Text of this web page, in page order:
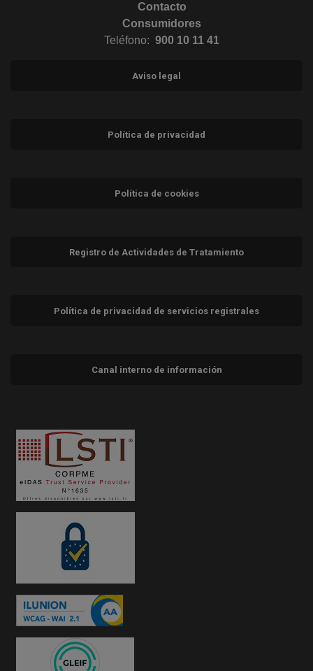
Contacto
Consumidores
Teléfono: 900 10 11 41
Aviso legal
Política de privacidad
Política de cookies
Registro de Actividades de Tratamiento
Política de privacidad de servicios registrales
Canal interno de información